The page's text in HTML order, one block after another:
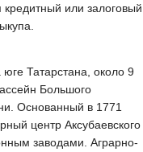
или залоговый
Татарстана, около 9
Большого
Основанный в 1771
центр Аксубаевского
заводами. Аграрно-